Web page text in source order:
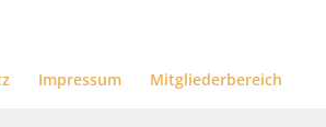
Impressum Mitgliederbereich